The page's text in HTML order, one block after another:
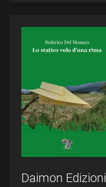
Daimon Edizioni